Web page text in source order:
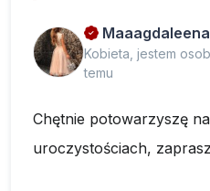
Kobieta, jestem
temu
Chętnie potowarzyszę
uroczystościach,